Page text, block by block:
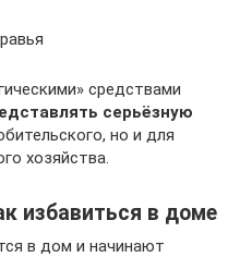
средствами
серьёзную
но и для
хозяйства.
избавиться в доме
в дом и начинают